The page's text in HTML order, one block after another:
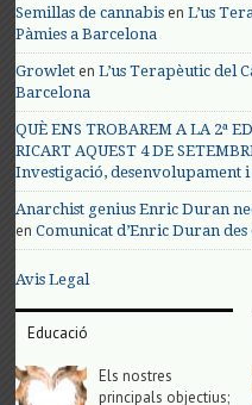
Semillas de cannabis enL’us
Pàmies a Barcelona
Growlet enL’us Terapèutic del
Barcelona
QUÈ ENS TROBAREM A LA 2ª
RICART AQUEST 4 DE
Investigació, desenvolupament
Anarchist genius Enric Duran
enComunicat d’Enric Duran des
Avis Legal
Educació
Els nostres
principals objectius;